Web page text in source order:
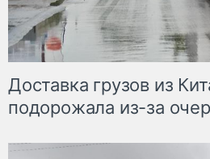
Доставка грузов из
подорожала из-за